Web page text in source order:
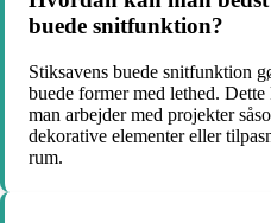
buede snitfunktion?
Stiksavens buede snitfunktion
buede former med lethed.
man arbejder med projekter
dekorative elementer eller
rum.